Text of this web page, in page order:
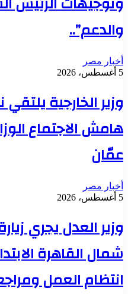
والدعم”..
أخبار مصر
5 أغسطس، 2026
وزير الخارجية
هامش الاجتماع
عمّان
أخبار مصر
5 أغسطس، 2026
وزير العدل يجري
شمال القاهرة
انتظام العمل